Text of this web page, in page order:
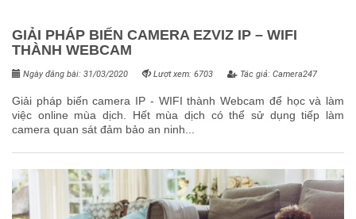
GIẢI PHÁP BIẾN CAMERA EZVIZ IP – WIFI
THÀNH WEBCAM
Ngày đăng bài: 31/03/2020 Lượt xem: 6703 Tác giả: Camera247
Giải pháp biến camera IP - WIFI thành Webcam để học và làm
việc online mùa dịch. Hết mùa dịch có thể sử dụng tiếp làm
camera quan sát đảm bảo an ninh...